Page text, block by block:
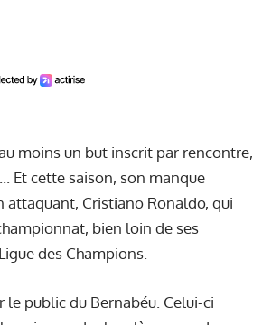
moins un but inscrit par rencontre,
Et cette saison, son manque
attaquant, Cristiano Ronaldo, qui
bien loin de ses
des Champions.
public du Bernabéu. Celui-ci